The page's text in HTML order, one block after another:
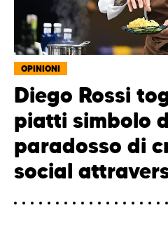
OPINIONI
Diego Rossi
piatti simbolo
paradosso di
social